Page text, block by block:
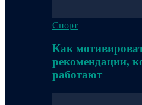
Спорт
Как
рекомендации,
работают